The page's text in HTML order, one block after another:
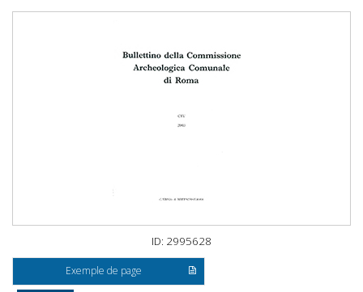
ID: 2995628
Exemple de page